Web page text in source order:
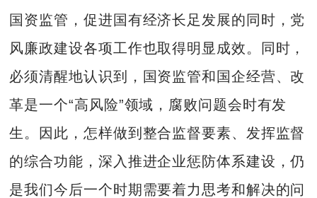
国资监管，促进国有经济长足发展的同时，党
风廉政建设各项工作也取得明显成效。同时，
必须清醒地认识到，国资监管和国企经营、改
革是一个“高风险”领域，腐败问题会时有发
生。因此，怎样做到整合监督要素、发挥监督
的综合功能，深入推进企业惩防体系建设，仍
是我们今后一个时期需要着力思考和解决的问